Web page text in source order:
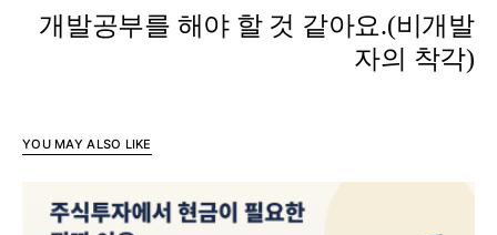
개발공부를 해야 할 것 같아요.(비개발
자의 착각)
YOU MAY ALSO LIKE